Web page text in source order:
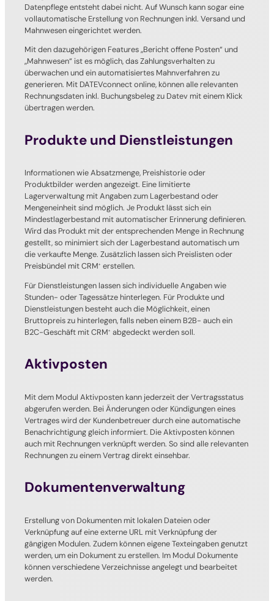
Datenpflege entsteht dabei nicht. Auf Wunsch kann sogar eine
vollautomatische Erstellung von Rechnungen inkl. Versand und
Mahnwesen eingerichtet werden.
Mit den dazugehörigen Features „Bericht offene Posten“ und
„Mahnwesen“ ist es möglich, das Zahlungsverhalten zu
überwachen und ein automatisiertes Mahnverfahren zu
generieren. Mit DATEVconnect online, können alle relevanten
Rechnungsdaten inkl. Buchungsbeleg zu Datev mit einem Klick
übertragen werden.
Produkte und Dienstleistungen
Informationen wie Absatzmenge, Preishistorie oder
Produktbilder werden angezeigt. Eine limitierte
Lagerverwaltung mit Angaben zum Lagerbestand oder
Mengeneinheit sind möglich. Je Produkt lässt sich ein
Mindestlagerbestand mit automatischer Erinnerung definieren.
Wird das Produkt mit der entsprechenden Menge in Rechnung
gestellt, so minimiert sich der Lagerbestand automatisch um
die verkaufte Menge. Zusätzlich lassen sich Preislisten oder
Preisbündel mit CRM+ erstellen.
Für Dienstleistungen lassen sich individuelle Angaben wie
Stunden- oder Tagessätze hinterlegen. Für Produkte und
Dienstleistungen besteht auch die Möglichkeit, einen
Bruttopreis zu hinterlegen, falls neben einem B2B- auch ein
B2C-Geschäft mit CRM+ abgedeckt werden soll.
Aktivposten
Mit dem Modul Aktivposten kann jederzeit der Vertragsstatus
abgerufen werden. Bei Änderungen oder Kündigungen eines
Vertrages wird der Kundenbetreuer durch eine automatische
Benachrichtigung gleich informiert. Die Aktivposten können
auch mit Rechnungen verknüpft werden. So sind alle relevanten
Rechnungen zu einem Vertrag direkt einsehbar.
Dokumentenverwaltung
Erstellung von Dokumenten mit lokalen Dateien oder
Verknüpfung auf eine externe URL mit Verknüpfung der
gängigen Modulen. Zudem können eigene Texteingaben genutzt
werden, um ein Dokument zu erstellen. Im Modul Dokumente
können verschiedene Verzeichnisse angelegt und bearbeitet
werden.